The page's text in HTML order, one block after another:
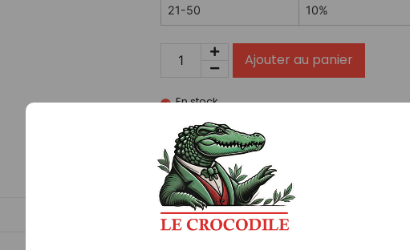
21-50 10%
Ajouter au panier
En stock
NHOSS 10 ml E-LIQUIDE BANANA VANILLA